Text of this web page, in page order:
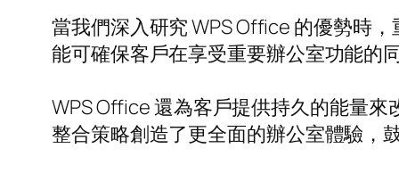
當我們深入研究 WPS Office 的優勢時
能可確保客戶在享受重要辦公室功能的
WPS Office 還為客戶提供持久的能量
整合策略創造了更全面的辦公室體驗，